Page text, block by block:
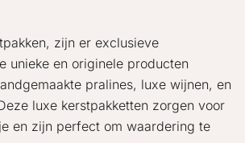
zijn er exclusieve
unieke en originele producten
pralines, luxe wijnen, en
luxe kerstpakketten zorgen voor
en zijn perfect om waardering te